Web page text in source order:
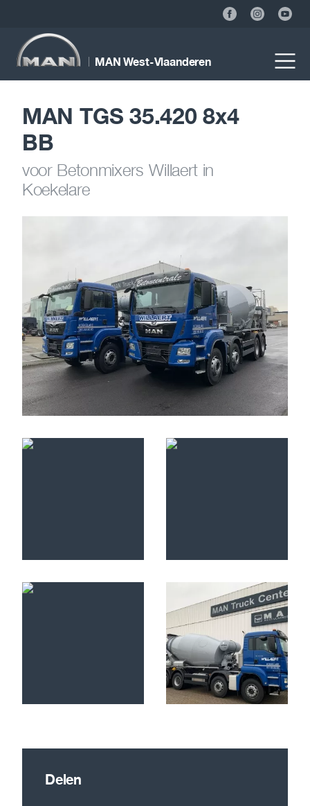
MAN West-Vlaanderen
MAN TGS 35.420 8x4
BB
voor Betonmixers Willaert in
Koekelare
Delen